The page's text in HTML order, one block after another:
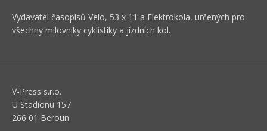
Vydavatel časopisů Velo, 53 x 11 a Elektrokola, určených pro
všechny milovníky cyklistiky a jízdních kol.
V-Press s.r.o.
U Stadionu 157
266 01 Beroun